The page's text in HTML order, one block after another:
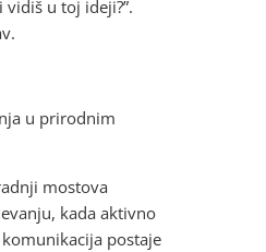
u toj ideji?”.
u prirodnim
mostova
kada aktivno
postaje